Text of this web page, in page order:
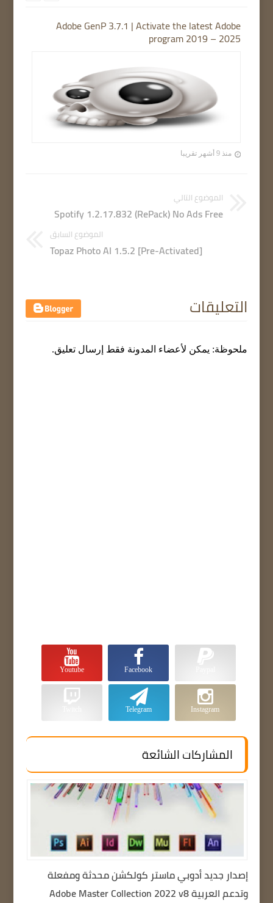
Adobe GenP 3.7.1 | Activate the latest Adobe
program 2019 – 2025
منذ 9 أشهر تقريبا
الموضوع التالي
Spotify 1.2.17.832 (RePack) No Ads Free
الموضوع السابق
Topaz Photo AI 1.5.2 [Pre-Activated]
التعليقات
ملحوظة: يمكن لأعضاء المدونة فقط إرسال تعليق.
Facebook
Youtube
Instagram
Telegram
المشاركات الشائعة
إصدار جديد أدوبي ماستر كولكشن محدثة ومفعلة
وتدعم العربية Adobe Master Collection 2022 v8